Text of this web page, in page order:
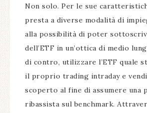
Non solo. Per le sue
presta a diverse modalità di
alla possibilità di poter
dell’ETF in un’ottica di medio
di contro, utilizzare l’ETF quale
il proprio trading intraday e
scoperto al fine di assumere una
ribassista sul benchmark.